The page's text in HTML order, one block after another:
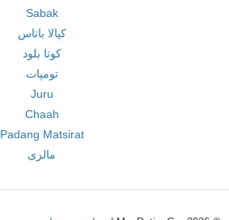
Sabak
کپالا باتاس
کوتا بلود
تومپات
Juru
Chaah
Padang Matsirat
مالزی